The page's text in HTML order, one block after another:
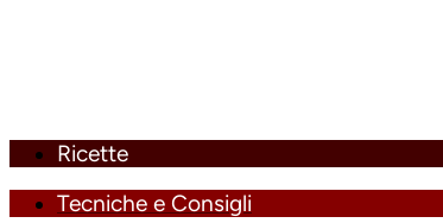
Ricette
Tecniche e Consigli